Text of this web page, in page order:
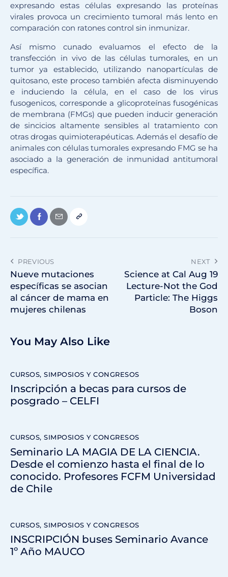
expresando estas células expresando las proteínas
virales provoca un crecimiento tumoral más lento en
comparación con ratones control sin inmunizar.
Así mismo cunado evaluamos el efecto de la
transfección in vivo de las células tumorales, en un
tumor ya establecido, utilizando nanopartículas de
quitosano, este proceso también afecta disminuyendo
e induciendo la célula, en el caso de los virus
fusogenicos, corresponde a glicoproteínas fusogénicas
de membrana (FMGs) que pueden inducir generación
de sincicios altamente sensibles al tratamiento con
otras drogas quimioterapéuticas. Además el desafío de
animales con células tumorales expresando FMG se ha
asociado a la generación de inmunidad antitumoral
específica.
PREVIOUS
Nueve mutaciones
específicas se asocian
al cáncer de mama en
mujeres chilenas
NEXT
Science at Cal Aug 19
Lecture-Not the God
Particle: The Higgs
Boson
You May Also Like
CURSOS, SIMPOSIOS Y CONGRESOS
Inscripción a becas para cursos de
posgrado – CELFI
CURSOS, SIMPOSIOS Y CONGRESOS
Seminario LA MAGIA DE LA CIENCIA.
Desde el comienzo hasta el final de lo
conocido. Profesores FCFM Universidad
de Chile
CURSOS, SIMPOSIOS Y CONGRESOS
INSCRIPCIÓN buses Seminario Avance
1º Año MAUCO